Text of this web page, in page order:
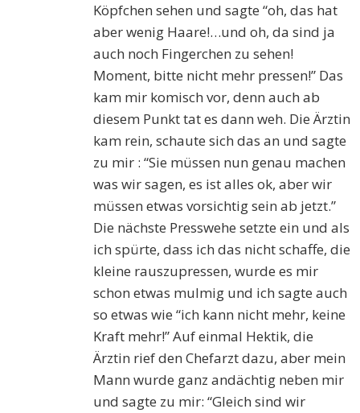
Köpfchen sehen und sagte “oh, das hat
aber wenig Haare!…und oh, da sind ja
auch noch Fingerchen zu sehen!
Moment, bitte nicht mehr pressen!” Das
kam mir komisch vor, denn auch ab
diesem Punkt tat es dann weh. Die Ärztin
kam rein, schaute sich das an und sagte
zu mir : “Sie müssen nun genau machen
was wir sagen, es ist alles ok, aber wir
müssen etwas vorsichtig sein ab jetzt.”
Die nächste Presswehe setzte ein und als
ich spürte, dass ich das nicht schaffe, die
kleine rauszupressen, wurde es mir
schon etwas mulmig und ich sagte auch
so etwas wie “ich kann nicht mehr, keine
Kraft mehr!” Auf einmal Hektik, die
Ärztin rief den Chefarzt dazu, aber mein
Mann wurde ganz andächtig neben mir
und sagte zu mir: “Gleich sind wir